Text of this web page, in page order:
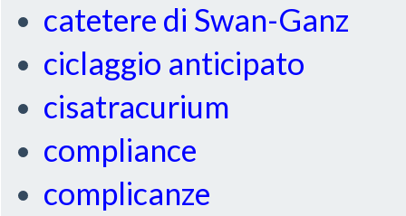
catetere di Swan-Ganz
ciclaggio anticipato
cisatracurium
compliance
complicanze